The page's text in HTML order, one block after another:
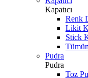
Kapatıcı
Renk
Likit
Stick
Pudra
Pudra
Toz